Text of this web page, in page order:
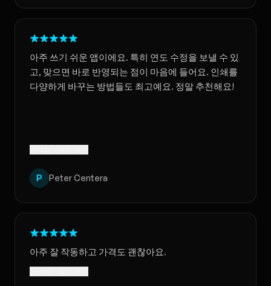
아주 쓰기 쉬운 앱이에요. 특히 연도 수정을 보낼 수 있
고, 맞으면 바로 반영되는 점이 마음에 들어요. 인쇄를
다양하게 바꾸는 방법들도 최고예요. 정말 추천해요!
P Peter Centera
아주 잘 작동하고 가격도 괜찮아요.